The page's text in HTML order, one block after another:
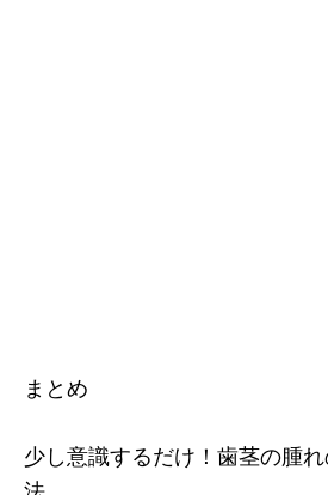
まとめ
少し意識するだけ！歯茎の腫
法